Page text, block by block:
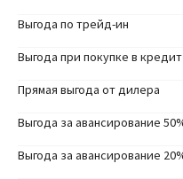
Выгода по трейд-ин
Выгода при покупке в кредит
Прямая выгода от дилера
Выгода за авансирование
Выгода за авансирование